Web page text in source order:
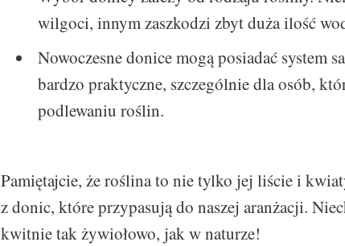
wilgoci, innym zaszkodzi zbyt duża ilość
Nowoczesne donice mogą posiadać system
bardzo praktyczne, szczególnie dla osób,
podlewaniu roślin.
Pamiętajcie, że roślina to nie tylko jej liście i
z donic, które przypasują do naszej aranżacji.
kwitnie tak żywiołowo, jak w naturze!